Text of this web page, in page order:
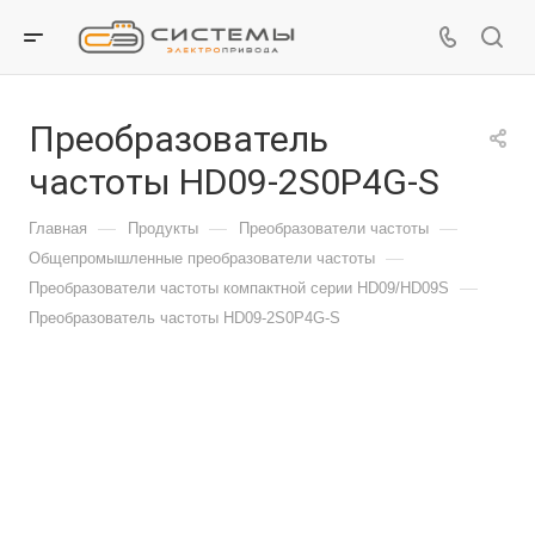
Преобразователь
частоты HD09-2S0P4G-S
Главная — Продукты — Преобразователи частоты —
Общепромышленные преобразователи частоты —
Преобразователи частоты компактной серии HD09/HD09S —
Преобразователь частоты HD09-2S0P4G-S